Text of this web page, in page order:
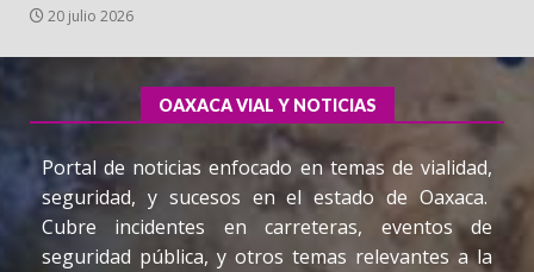
20 julio 2026
OAXACA VIAL Y NOTICIAS
Portal de noticias enfocado en temas de vialidad,
seguridad, y sucesos en el estado de Oaxaca.
Cubre incidentes en carreteras, eventos de
seguridad pública, y otros temas relevantes a la